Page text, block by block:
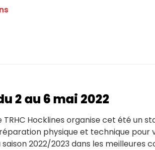
2 au 6 mai 2022
TRHC Hocklines organise cet été un
physique et technique pour
saison 2022/2023 dans les meilleures